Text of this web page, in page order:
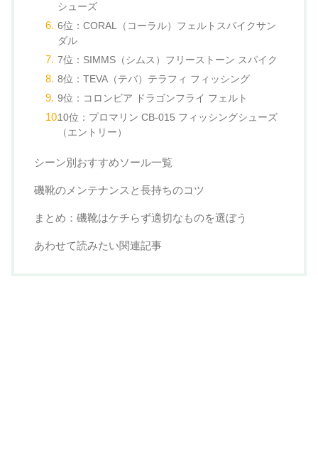
シューズ
6位：CORAL（コーラル）フェルトスパイクサン
ダル
7位：SIMMS（シムス）フリーストーン スパイク
8位：TEVA（テバ）テラフィ フィッシング
9位：コロンビア ドラゴンフライ フェルト
10位：プロマリン CB-015 フィッシングシューズ
（エントリー）
シーン別おすすめソール一覧
磯靴のメンテナンスと長持ちのコツ
まとめ：磯靴はケチらず適切なものを選ぼう
あわせて読みたい関連記事